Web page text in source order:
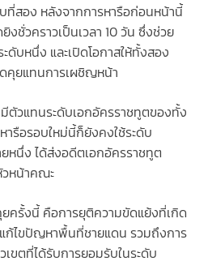
สอง หลังจากการหารือก่อนหน้านี้
ชั่วคราวเป็นเวลา 10 วัน ซึ่งช่วย
ดับหนึ่ง และเปิดโอกาสให้ทั้งสอง
คุยแทนการเผชิญหน้า
ตัวแทนระดับเอกอัครราชทูตของทั้ง
ารือรอบใหม่นี้ก็ยังคงใช้ระดับ
หนึ่ง ได้ส่งอดีตเอกอัครราชทูต
วหน้าคณะ
ครั้งนี้ คือการยุติความขัดแย้งที่เกิด
แก้ไขปัญหาพื้นที่ชายแดน รวมถึงการ
ขตที่ได้รับการยอมรับในระดับ